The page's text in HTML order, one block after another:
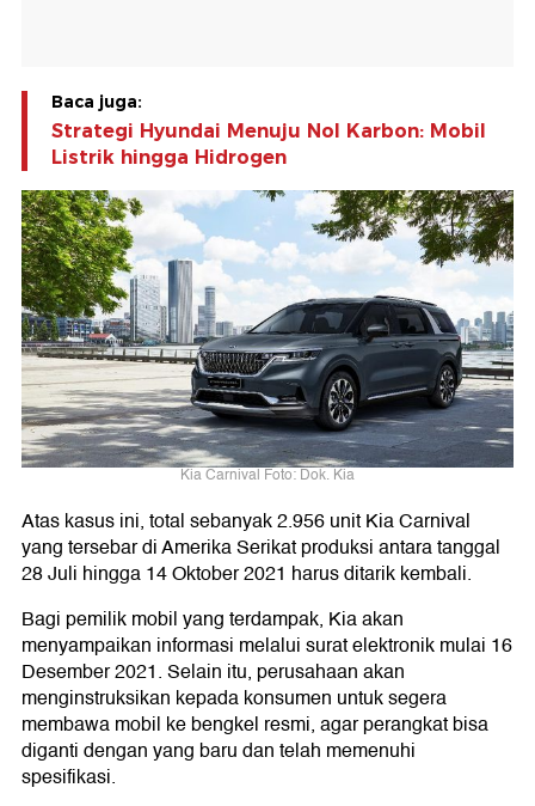
Baca juga:
Strategi Hyundai Menuju Nol Karbon: Mobil
Listrik hingga Hidrogen
Kia Carnival Foto: Dok. Kia
Atas kasus ini, total sebanyak 2.956 unit Kia Carnival
yang tersebar di Amerika Serikat produksi antara tanggal
28 Juli hingga 14 Oktober 2021 harus ditarik kembali.
Bagi pemilik mobil yang terdampak, Kia akan
menyampaikan informasi melalui surat elektronik mulai 16
Desember 2021. Selain itu, perusahaan akan
menginstruksikan kepada konsumen untuk segera
membawa mobil ke bengkel resmi, agar perangkat bisa
diganti dengan yang baru dan telah memenuhi
spesifikasi.